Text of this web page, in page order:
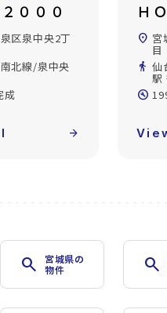
Ｅ２０００
台市泉区泉中央2丁
下鉄南北線/泉中央
月完成
search
宮城県の
物件
search